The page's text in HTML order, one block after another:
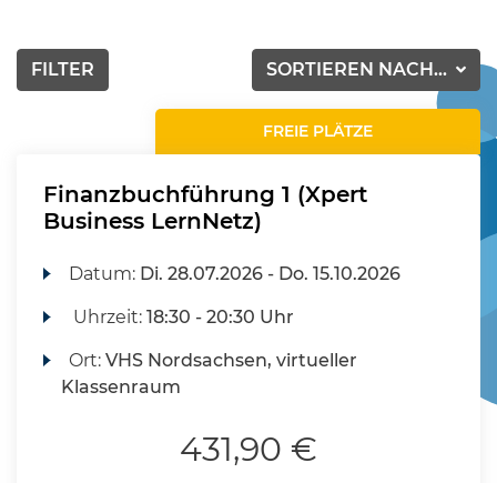
SORTIEREN NACH...
FILTER
FREIE PLÄTZE
Finanzbuchführung 1 (Xpert
Business LernNetz)
Datum: Di. 28.07.2026 - Do. 15.10.2026
Uhrzeit:18:30 - 20:30 Uhr
Ort:VHS Nordsachsen, virtueller
Klassenraum
431,90 €